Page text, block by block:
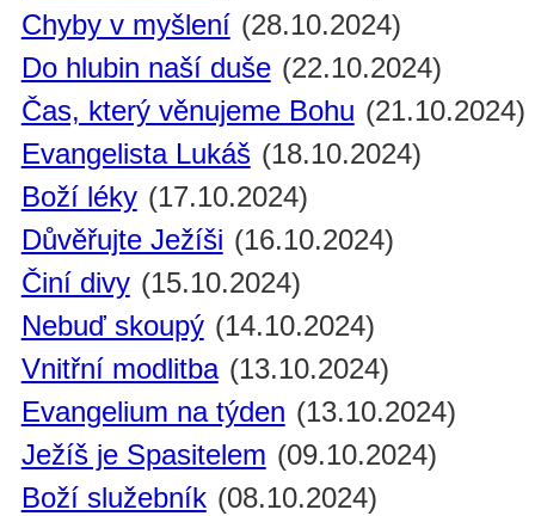
Chyby v myšlení (28.10.2024)
Do hlubin naší duše (22.10.2024)
Čas, který věnujeme Bohu (21.10.2024)
Evangelista Lukáš (18.10.2024)
Boží léky (17.10.2024)
Důvěřujte Ježíši (16.10.2024)
Činí divy (15.10.2024)
Nebuď skoupý (14.10.2024)
Vnitřní modlitba (13.10.2024)
Evangelium na týden (13.10.2024)
Ježíš je Spasitelem (09.10.2024)
Boží služebník (08.10.2024)